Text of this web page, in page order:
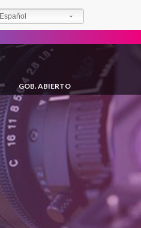
Español
GOB. ABIERTO